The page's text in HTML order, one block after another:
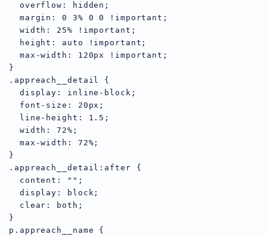
  overflow: hidden;
  margin: 0 3% 0 0 !important;
  width: 25% !important;
  height: auto !important;
  max-width: 120px !important;
}
.appreach__detail {
  display: inline-block;
  font-size: 20px;
  line-height: 1.5;
  width: 72%;
  max-width: 72%;
}
.appreach__detail:after {
  content: "";
  display: block;
  clear: both;
}
p.appreach__name {